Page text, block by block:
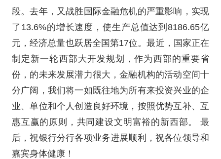
段。去年，又战胜国际金融危机的严重影响，实现
了13.6%的增长速度，使生产总值达到8186.65亿
元，经济总量也跃居全国第17位。最近，国家正在
制定新一轮西部大开发规划，作为西部的重要省
份，的未来发展潜力很大，金融机构的活动空间十
分广阔，我们将一如既往地为所有来投资兴业的企
业、单位和个人创造良好环境，按照优势互补、互
惠互赢的原则，共同建设文明富裕的新西部。 最
后，祝银行分行各项业务进展顺利，祝各位领导和
嘉宾身体健康！